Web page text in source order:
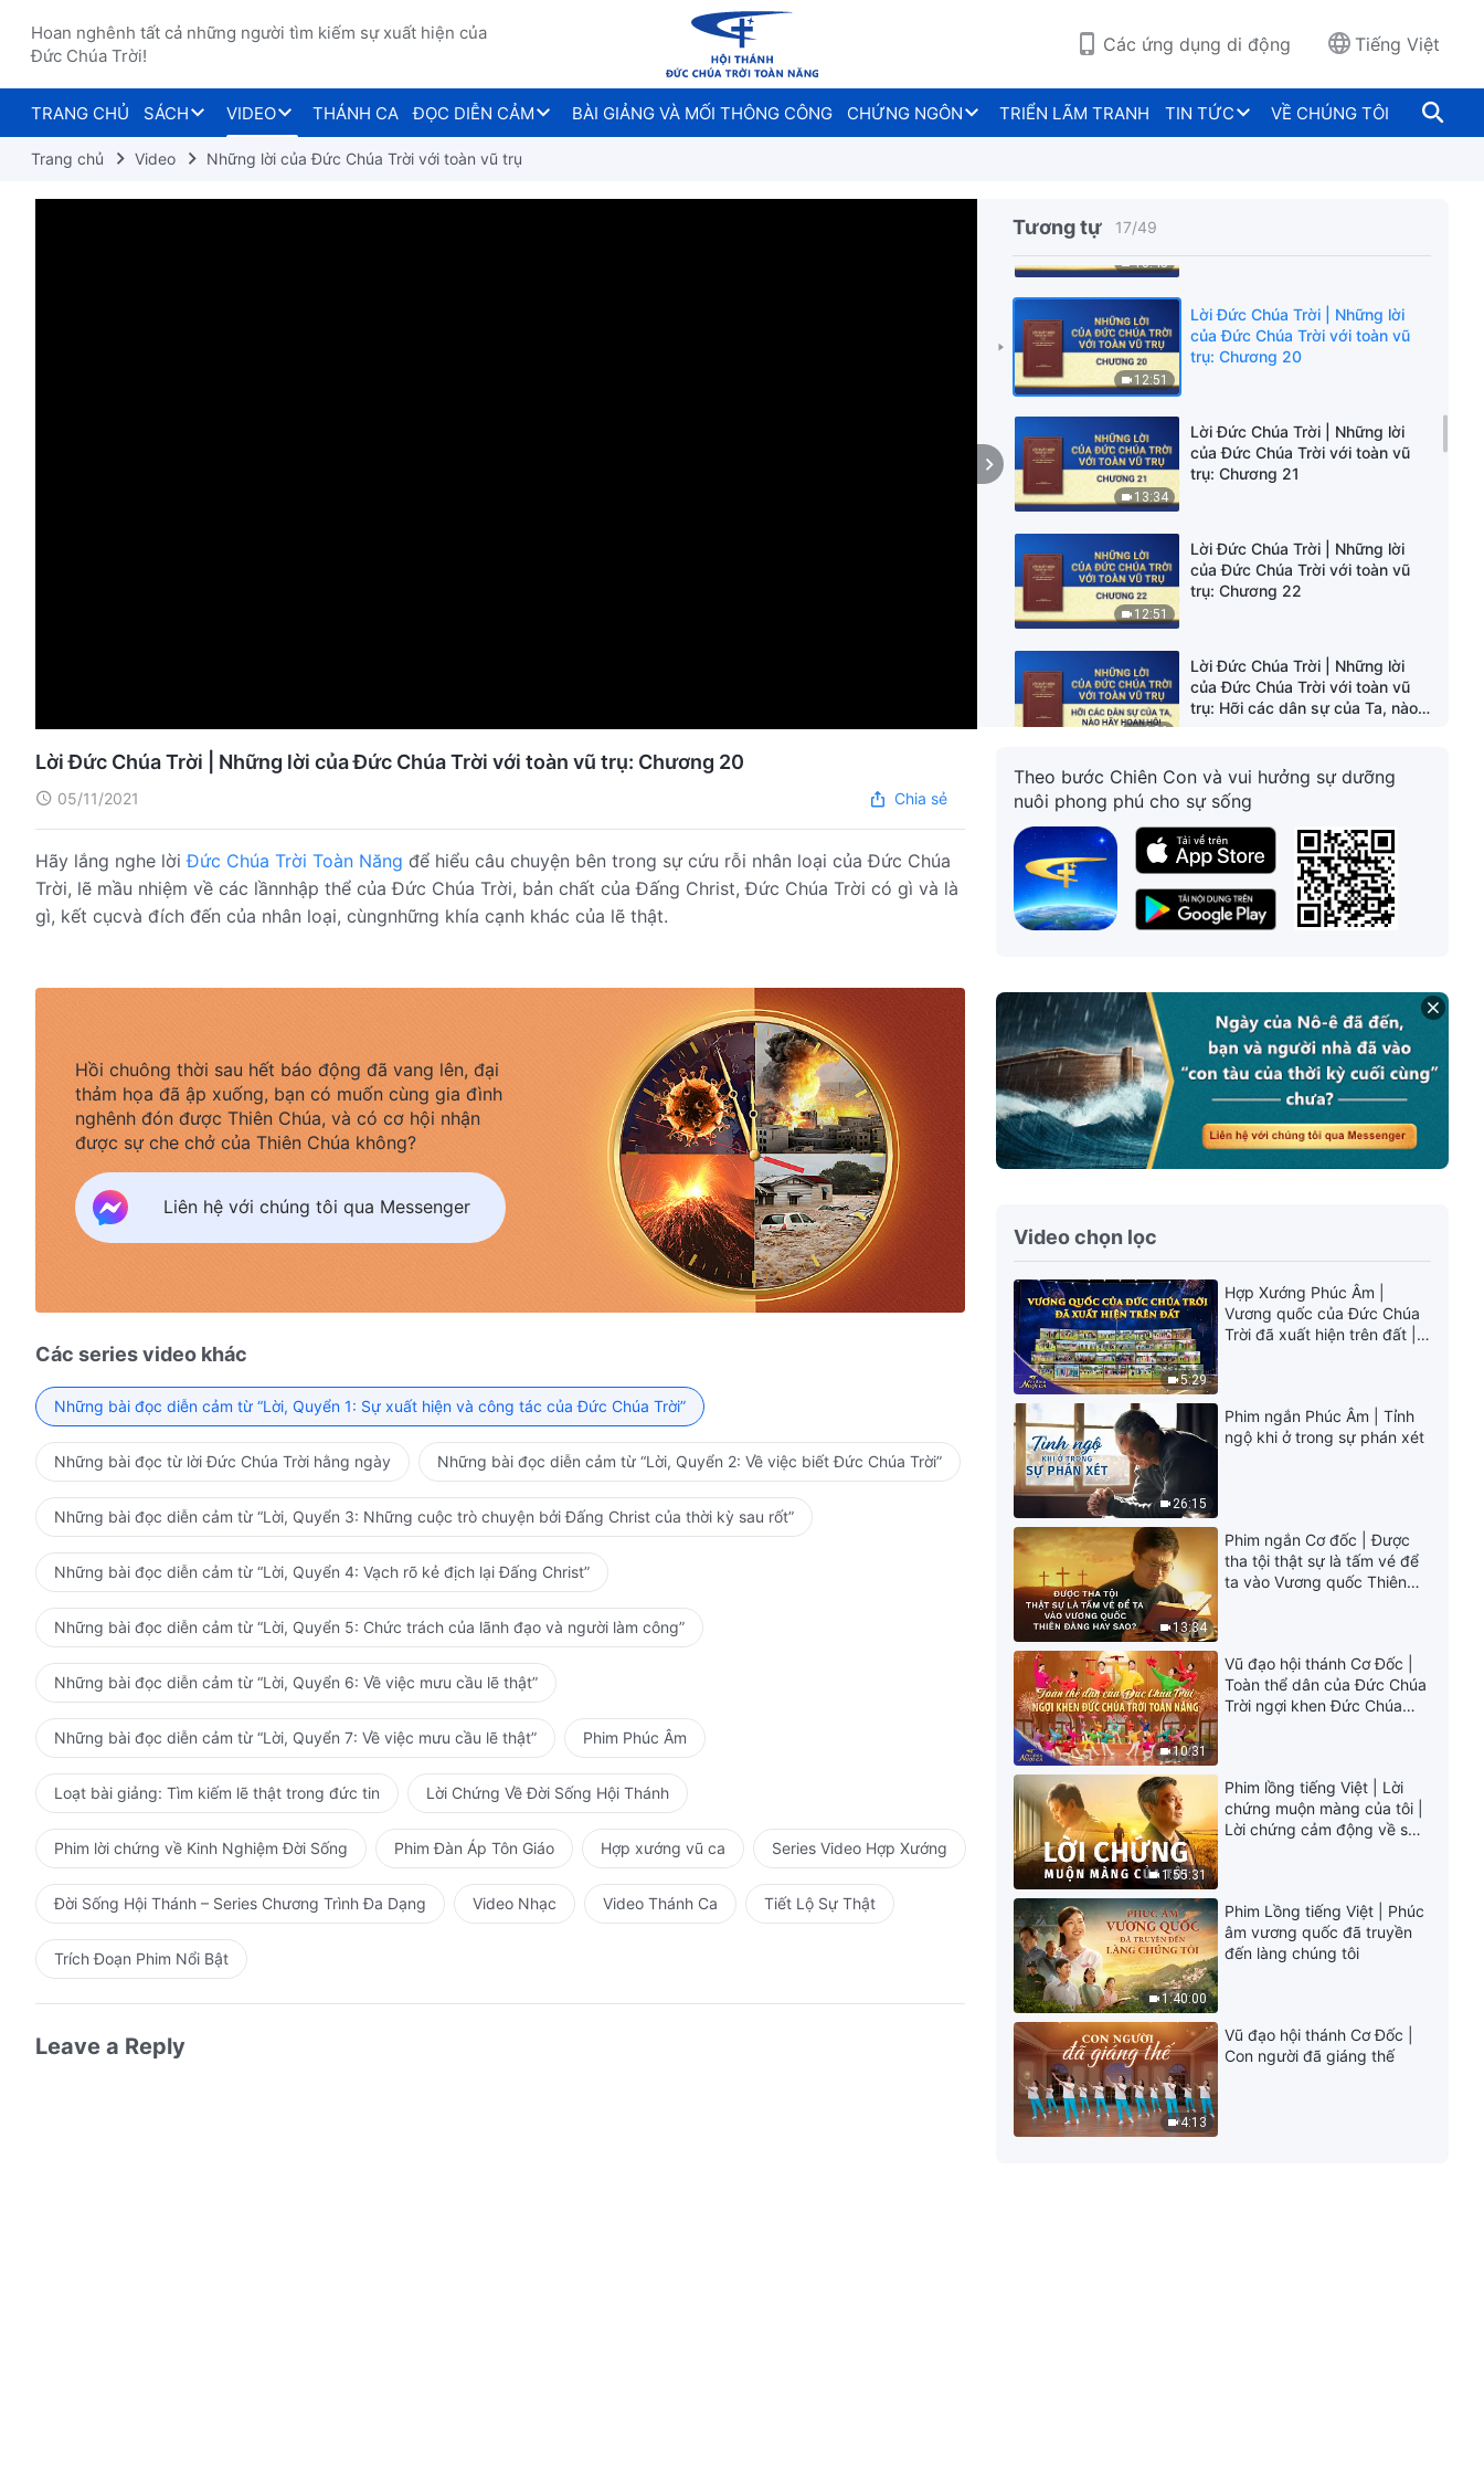
Hoan nghênh tất cả những người tìm kiếm sự xuất hiện của
Đức Chúa Trời!
Các ứng dụng di động Tiếng Việt
TRANG CHỦ SÁCH VIDEO THÁNH CA ĐỌC DIỄN CẢM BÀI GIẢNG VÀ MỐI THÔNG CÔNG CHỨNG NGÔN TRIỂN LÃM TRANH TIN TỨC VỀ CHÚNG TÔI
Trang chủ Video Những lời của Đức Chúa Trời với toàn vũ trụ
Tương tự 17/49
của Đức Chúa Trời với toàn vũ
trụ: Chương 18
13:45
12:51
Lời Đức Chúa Trời | Những lời
của Đức Chúa Trời với toàn vũ
trụ: Chương 20
13:34
Lời Đức Chúa Trời | Những lời
của Đức Chúa Trời với toàn vũ
trụ: Chương 21
12:51
Lời Đức Chúa Trời | Những lời
của Đức Chúa Trời với toàn vũ
trụ: Chương 22
4:26
Lời Đức Chúa Trời | Những lời
của Đức Chúa Trời với toàn vũ
trụ: Hỡi các dân sự của Ta, nào
12:07
Lời Đức Chúa Trời | Những lời
của Đức Chúa Trời với toàn vũ
trụ: Chương 26
Lời Đức Chúa Trời | Những lời
của Đức Chúa Trời với toàn vũ
13:41
Lời Đức Chúa Trời | Những lời
của Đức Chúa Trời với toàn vũ
trụ: Chương 28
Lời Đức Chúa Trời | Những lời
của Đức Chúa Trời với toàn vũ
9:20
trụ: Chương 37
12:42
Lời Đức Chúa Trời | Những lời
của Đức Chúa Trời với toàn vũ
trụ: Chương 39
13:42
của Đức Chúa Trời với toàn vũ
trụ: Chương 47
19:00
Lời Đức Chúa Trời | Diễn giải
những mầu nhiệm của lời Đức
Chúa Trời với toàn vũ trụ:
Chương 1
20:50
Lời Đức Chúa Trời | Diễn giải
những mầu nhiệm của lời Đức
Chúa Trời với toàn vũ trụ:
Chương 3
18:07
Lời Đức Chúa Trời | Diễn giải
những mầu nhiệm của lời Đức
Chúa Trời với toàn vũ trụ:
Chương 5
25:28
Lời Đức Chúa Trời | Diễn giải
những mầu nhiệm của lời Đức
Chúa Trời với toàn vũ trụ:
Chương 6
20:57
Lời Đức Chúa Trời | Diễn giải
những mầu nhiệm của lời Đức
Chúa Trời với toàn vũ trụ: Về
cuộc đời của Phi-e-rơ
Lời Đức Chúa Trời | Những lời của Đức Chúa Trời với toàn vũ trụ: Chương 20
05/11/2021 Chia sẻ
Hãy lắng nghe lờiĐức Chúa Trời Toàn Năng để hiểu câu chuyện bên trong sự cứu rỗi nhân loại của Đức Chúa
Trời, lẽ mầu nhiệm về các lầnnhập thể của Đức Chúa Trời, bản chất của Đấng Christ, Đức Chúa Trời có gì và là
gì, kết cụcvà đích đến của nhân loại, cùngnhững khía cạnh khác của lẽ thật.
Hồi chuông thời sau hết báo động đã vang lên, đại
thảm họa đã ập xuống, bạn có muốn cùng gia đình
nghênh đón được Thiên Chúa, và có cơ hội nhận
được sự che chở của Thiên Chúa không?
Liên hệ với chúng tôi qua Messenger
Các series video khác
Những bài đọc diễn cảm từ “Lời, Quyển 1: Sự xuất hiện và công tác của Đức Chúa Trời”
Những bài đọc từ lời Đức Chúa Trời hằng ngày Những bài đọc diễn cảm từ “Lời, Quyển 2: Về việc biết Đức Chúa Trời”
Những bài đọc diễn cảm từ “Lời, Quyển 3: Những cuộc trò chuyện bởi Đấng Christ của thời kỳ sau rốt”
Những bài đọc diễn cảm từ “Lời, Quyển 4: Vạch rõ kẻ địch lại Đấng Christ”
Những bài đọc diễn cảm từ “Lời, Quyển 5: Chức trách của lãnh đạo và người làm công”
Những bài đọc diễn cảm từ “Lời, Quyển 6: Về việc mưu cầu lẽ thật”
Những bài đọc diễn cảm từ “Lời, Quyển 7: Về việc mưu cầu lẽ thật” Phim Phúc Âm
Loạt bài giảng: Tìm kiếm lẽ thật trong đức tin Lời Chứng Về Đời Sống Hội Thánh
Phim lời chứng về Kinh Nghiệm Đời Sống Phim Đàn Áp Tôn Giáo Hợp xướng vũ ca Series Video Hợp Xướng
Đời Sống Hội Thánh – Series Chương Trình Đa Dạng Video Nhạc Video Thánh Ca Tiết Lộ Sự Thật
Trích Đoạn Phim Nổi Bật
Leave a Reply
Theo bước Chiên Con và vui hưởng sự dưỡng
nuôi phong phú cho sự sống
Video chọn lọc
5:29
Hợp Xướng Phúc Âm |
Vương quốc của Đức Chúa
Trời đã xuất hiện trên đất |
26:15
Phim ngắn Phúc Âm | Tỉnh
ngộ khi ở trong sự phán xét
13:34
Phim ngắn Cơ đốc | Được
tha tội thật sự là tấm vé để
ta vào Vương quốc Thiên
10:31
Vũ đạo hội thánh Cơ Đốc |
Toàn thể dân của Đức Chúa
Trời ngợi khen Đức Chúa
1:55:31
Phim lồng tiếng Việt | Lời
chứng muộn màng của tôi |
Lời chứng cảm động về sự
1:40:00
Phim Lồng tiếng Việt | Phúc
âm vương quốc đã truyền
đến làng chúng tôi
4:13
Vũ đạo hội thánh Cơ Đốc |
Con người đã giáng thế